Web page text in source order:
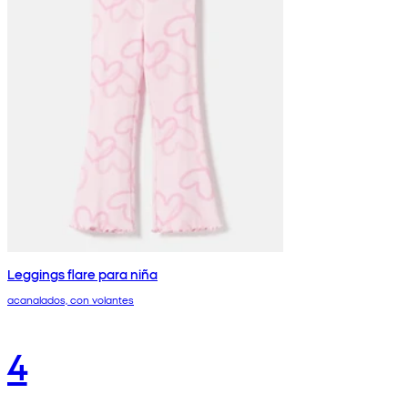
Leggings flare para niña
acanalados, con volantes
4